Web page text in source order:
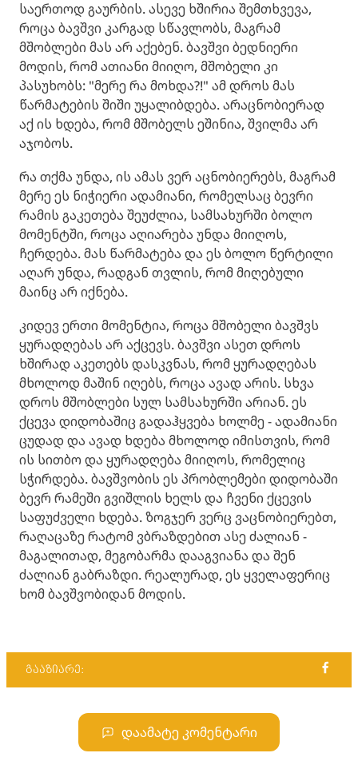
საერთოდ გაურბის. ​ასევე ხშირია შემთხვევა,
როცა ბავშვი კარგად სწავლობს, მაგრამ
მშობლები მას არ აქებენ. ბავშვი ბედნიერი
მოდის, რომ ათიანი მიიღო, მშობელი კი
პასუხობს: "მერე რა მოხდა?!" ამ დროს მას
წარმატების შიში უყალიბდება. არაცნობიერად
აქ ის ხდება, რომ მშობელს ეშინია, შვილმა არ
აჯობოს.
რა თქმა უნდა, ის ამას ვერ აცნობიერებს, მაგრამ
მერე ეს ნიჭიერი ადამიანი, რომელსაც ბევრი
რამის გაკეთება შეუძლია, სამსახურში ბოლო
მომენტში, როცა აღიარება უნდა მიიღოს,
ჩერდება. მას წარმატება და ეს ბოლო წერტილი
აღარ უნდა, რადგან თვლის, რომ მიღებული
მაინც არ იქნება.
​კიდევ ერთი მომენტია, როცა მშობელი ბავშვს
ყურადღებას არ აქცევს. ბავშვი ასეთ დროს
ხშირად აკეთებს დასკვნას, რომ ყურადღებას
მხოლოდ მაშინ იღებს, როცა ავად არის. სხვა
დროს მშობლები სულ სამსახურში არიან. ეს
ქცევა დიდობაშიც გადაჰყვება ხოლმე - ადამიანი
ცუდად და ავად ხდება მხოლოდ იმისთვის, რომ
ის სითბო და ყურადღება მიიღოს, რომელიც
სჭირდება. ​ბავშვობის ეს პრობლემები დიდობაში
ბევრ რამეში გვიშლის ხელს და ჩვენი ქცევის
საფუძველი ხდება. ზოგჯერ ვერც ვაცნობიერებთ,
რაღაცაზე რატომ ვბრაზდებით ასე ძალიან -
მაგალითად, მეგობარმა დააგვიანა და შენ
ძალიან გაბრაზდი. რეალურად, ეს ყველაფერიც
ხომ ბავშვობიდან მოდის.
გააზიარე:
დაამატე კომენტარი